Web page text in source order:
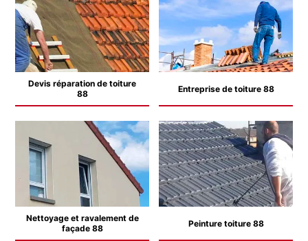
Devis réparation de toiture
88
Entreprise de toiture 88
Nettoyage et ravalement de
façade 88
Peinture toiture 88